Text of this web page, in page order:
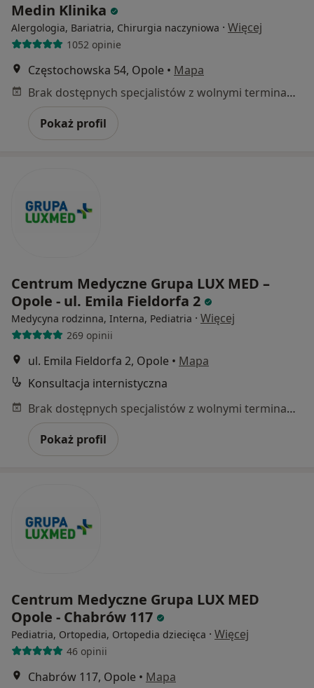
Medin Klinika
Alergologia, Bariatria, Chirurgia naczyniowa · Więcej
1052 opinie
Częstochowska 54, Opole • Mapa
Brak dostępnych specjalistów z wolnymi terminami w tym centrum medycznym.
Pokaż profil
Centrum Medyczne Grupa LUX MED –
Opole - ul. Emila Fieldorfa 2
Medycyna rodzinna, Interna, Pediatria · Więcej
269 opinii
ul. Emila Fieldorfa 2, Opole • Mapa
Konsultacja internistyczna
Brak dostępnych specjalistów z wolnymi terminami w tym centrum medycznym.
Pokaż profil
Centrum Medyczne Grupa LUX MED
Opole - Chabrów 117
Pediatria, Ortopedia, Ortopedia dziecięca · Więcej
46 opinii
Chabrów 117, Opole • Mapa